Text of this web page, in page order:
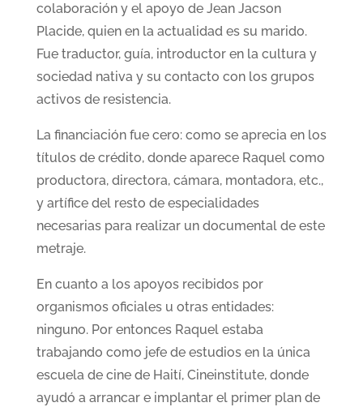
colaboración y el apoyo de Jean Jacson
Placide, quien en la actualidad es su marido.
Fue traductor, guía, introductor en la cultura y
sociedad nativa y su contacto con los grupos
activos de resistencia.
La financiación fue cero: como se aprecia en los
títulos de crédito, donde aparece Raquel como
productora, directora, cámara, montadora, etc.,
y artífice del resto de especialidades
necesarias para realizar un documental de este
metraje.
En cuanto a los apoyos recibidos por
organismos oficiales u otras entidades:
ninguno. Por entonces Raquel estaba
trabajando como jefe de estudios en la única
escuela de cine de Haití, Cineinstitute, donde
ayudó a arrancar e implantar el primer plan de